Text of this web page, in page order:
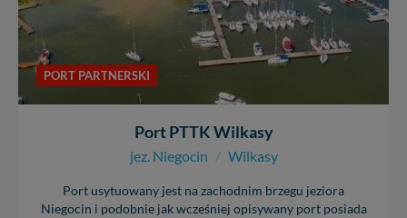
PORT PARTNERSKI
Port PTTK Wilkasy
jez. Niegocin / Wilkasy
Port usytuowany jest na zachodnim brzegu jeziora
Niegocin i podobnie jak wcześniej opisywany port posiada